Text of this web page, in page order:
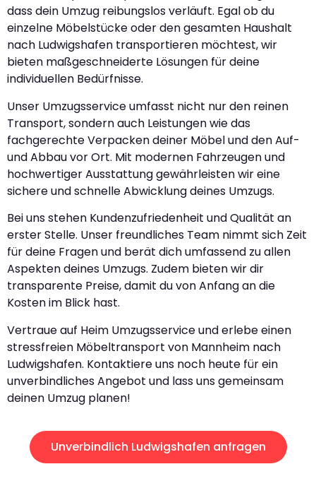
dass dein Umzug reibungslos verläuft. Egal ob du
einzelne Möbelstücke oder den gesamten Haushalt
nach Ludwigshafen transportieren möchtest, wir
bieten maßgeschneiderte Lösungen für deine
individuellen Bedürfnisse.
Unser Umzugsservice umfasst nicht nur den reinen
Transport, sondern auch Leistungen wie das
fachgerechte Verpacken deiner Möbel und den Auf-
und Abbau vor Ort. Mit modernen Fahrzeugen und
hochwertiger Ausstattung gewährleisten wir eine
sichere und schnelle Abwicklung deines Umzugs.
Bei uns stehen Kundenzufriedenheit und Qualität an
erster Stelle. Unser freundliches Team nimmt sich Zeit
für deine Fragen und berät dich umfassend zu allen
Aspekten deines Umzugs. Zudem bieten wir dir
transparente Preise, damit du von Anfang an die
Kosten im Blick hast.
Vertraue auf Heim Umzugsservice und erlebe einen
stressfreien Möbeltransport von Mannheim nach
Ludwigshafen. Kontaktiere uns noch heute für ein
unverbindliches Angebot und lass uns gemeinsam
deinen Umzug planen!
Unverbindlich Ludwigshafen anfragen